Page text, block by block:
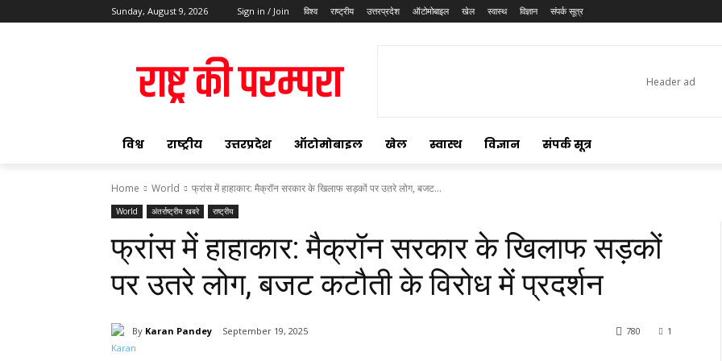
Sunday, August 9, 2026 Sign in / Join विश्व राष्ट्रीय उत्तरप्रदेश ऑटोमोबाइल खेल स्वास्थ विज्ञान संपर्क सूत्र
विश्व राष्ट्रीय उत्तरप्रदेश ऑटोमोबाइल खेल स्वास्थ विज्ञान संपर्क सूत्र
Home World फ्रांस में हाहाकार: मैक्रॉन सरकार के खिलाफ सड़कों पर उतरे लोग, बजट...
World अंतर्राष्ट्रीय खबरे राष्ट्रीय
फ्रांस में हाहाकार: मैक्रॉन सरकार के खिलाफ सड़कों
पर उतरे लोग, बजट कटौती के विरोध में प्रदर्शन
By Karan Pandey September 19, 2025 1
780